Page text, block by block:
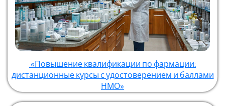
«Повышение квалификации по фармации:
дистанционные курсы с удостоверением и баллами
НМО»